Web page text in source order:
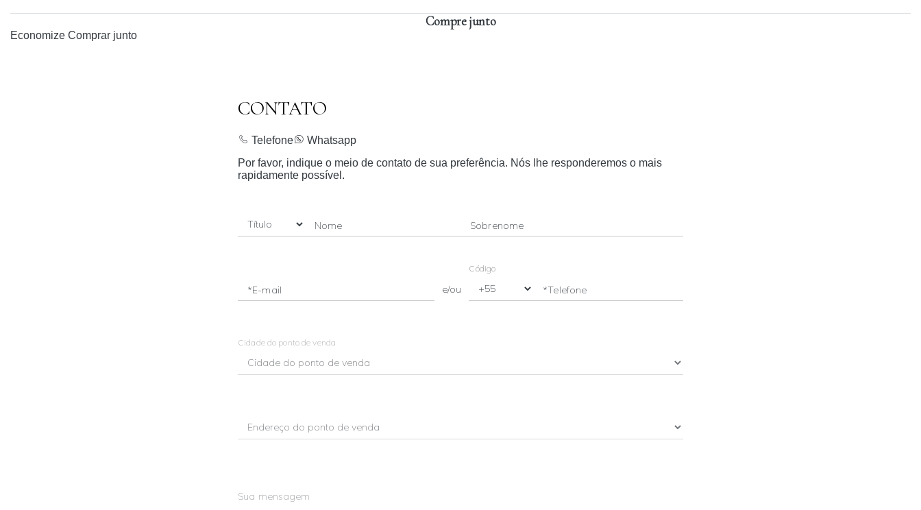
Compre junto
Economize Comprar junto
CONTATO
Telefone
Whatsapp
Por favor, indique o meio de contato de sua preferência. Nós lhe responderemos o mais
rapidamente possível.
Nome Sobrenome
*E-mail e/ou
Código
*Telefone
Cidade do ponto de venda
Sua mensagem